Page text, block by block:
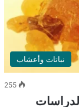
نباتات وأعشاب
255